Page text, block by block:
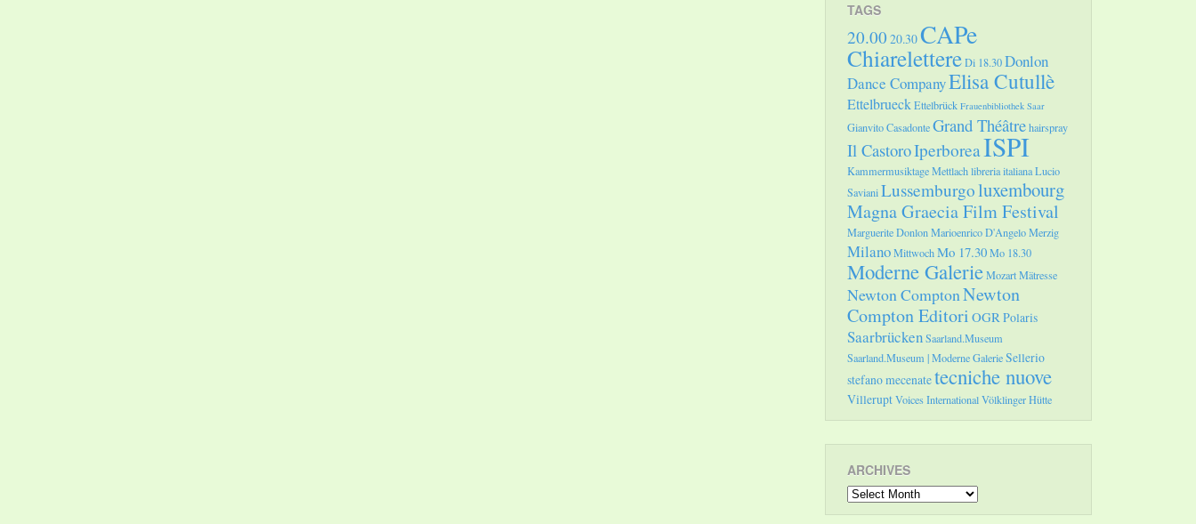
TAGS
20.00 20.30CAPe
ChiarelettereDi 18.30Donlon
Dance CompanyElisa Cutullè
EttelbrueckEttelbrück Frauenbibliothek Saar
Gianvito CasadonteGrand Théâtrehairspray
Il CastoroIperboreaISPI
Kammermusiktage Mettlachlibreria italianaLucio
SavianiLussemburgoluxembourg
Magna Graecia Film Festival
Marguerite DonlonMarioenrico D'AngeloMerzig
MilanoMittwochMo 17.30Mo 18.30
Moderne GalerieMozartMätresse
Newton ComptonNewton
Compton Editori OGRPolaris
SaarbrückenSaarland.Museum
Saarland.Museum | Moderne GalerieSellerio
stefano mecenatetecniche nuove
VilleruptVoices InternationalVölklinger Hütte
ARCHIVES
Archives